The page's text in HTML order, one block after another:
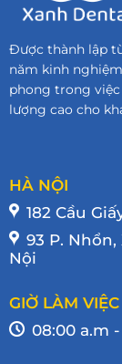
Được thành lập
năm kinh
phong trong
lượng cao cho
HÀ NỘI
182 Cầu
93 P.
Nội
GIỜ LÀM VIỆC
08:00 a.m